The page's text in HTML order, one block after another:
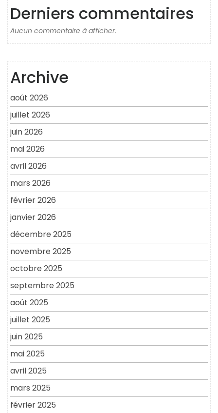
Derniers commentaires
Aucun commentaire à afficher.
Archive
août 2026
juillet 2026
juin 2026
mai 2026
avril 2026
mars 2026
février 2026
janvier 2026
décembre 2025
novembre 2025
octobre 2025
septembre 2025
août 2025
juillet 2025
juin 2025
mai 2025
avril 2025
mars 2025
février 2025